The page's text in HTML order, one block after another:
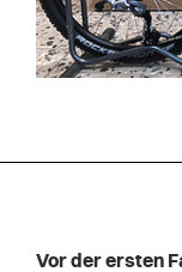
Vor der ersten